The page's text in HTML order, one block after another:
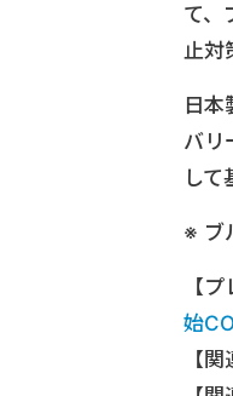
て、
止対
日本
バリ
して
※ ブ
【
始
【